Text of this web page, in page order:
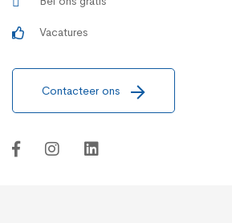
Vacatures
Contacteer ons